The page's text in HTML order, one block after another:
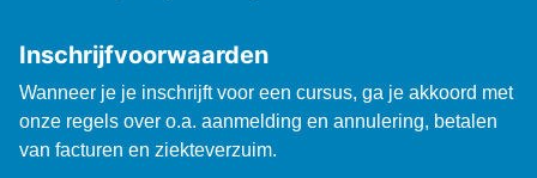
Inschrijfvoorwaarden
Wanneer je je inschrijft voor een cursus, ga je akkoord met
onze regels over o.a. aanmelding en annulering, betalen
van facturen en ziekteverzuim.